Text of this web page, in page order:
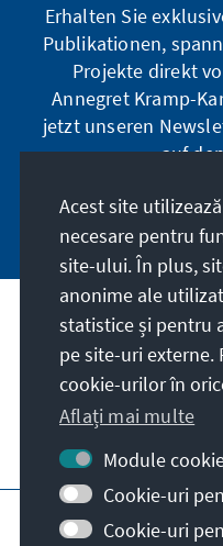
Erhalten Sie
Publikationen,
Projekte direkt
Annegret Kramp-
jetzt unseren
auf
Jetzt
Misiunea noastră
Contact
Alte oferte ale
Impressum
Acest site
necesare pentru
site-ului. În plus,
anonime ale
statistice și pentru
pe site-uri
cookie-urilor în
Aflați mai multe
Module
Cookie-uri
Cookie-uri